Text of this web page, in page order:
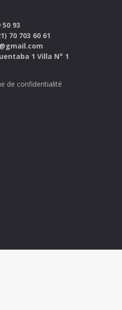
50 93
70 703 60 61
1 Villa N° 1
de confidentialité